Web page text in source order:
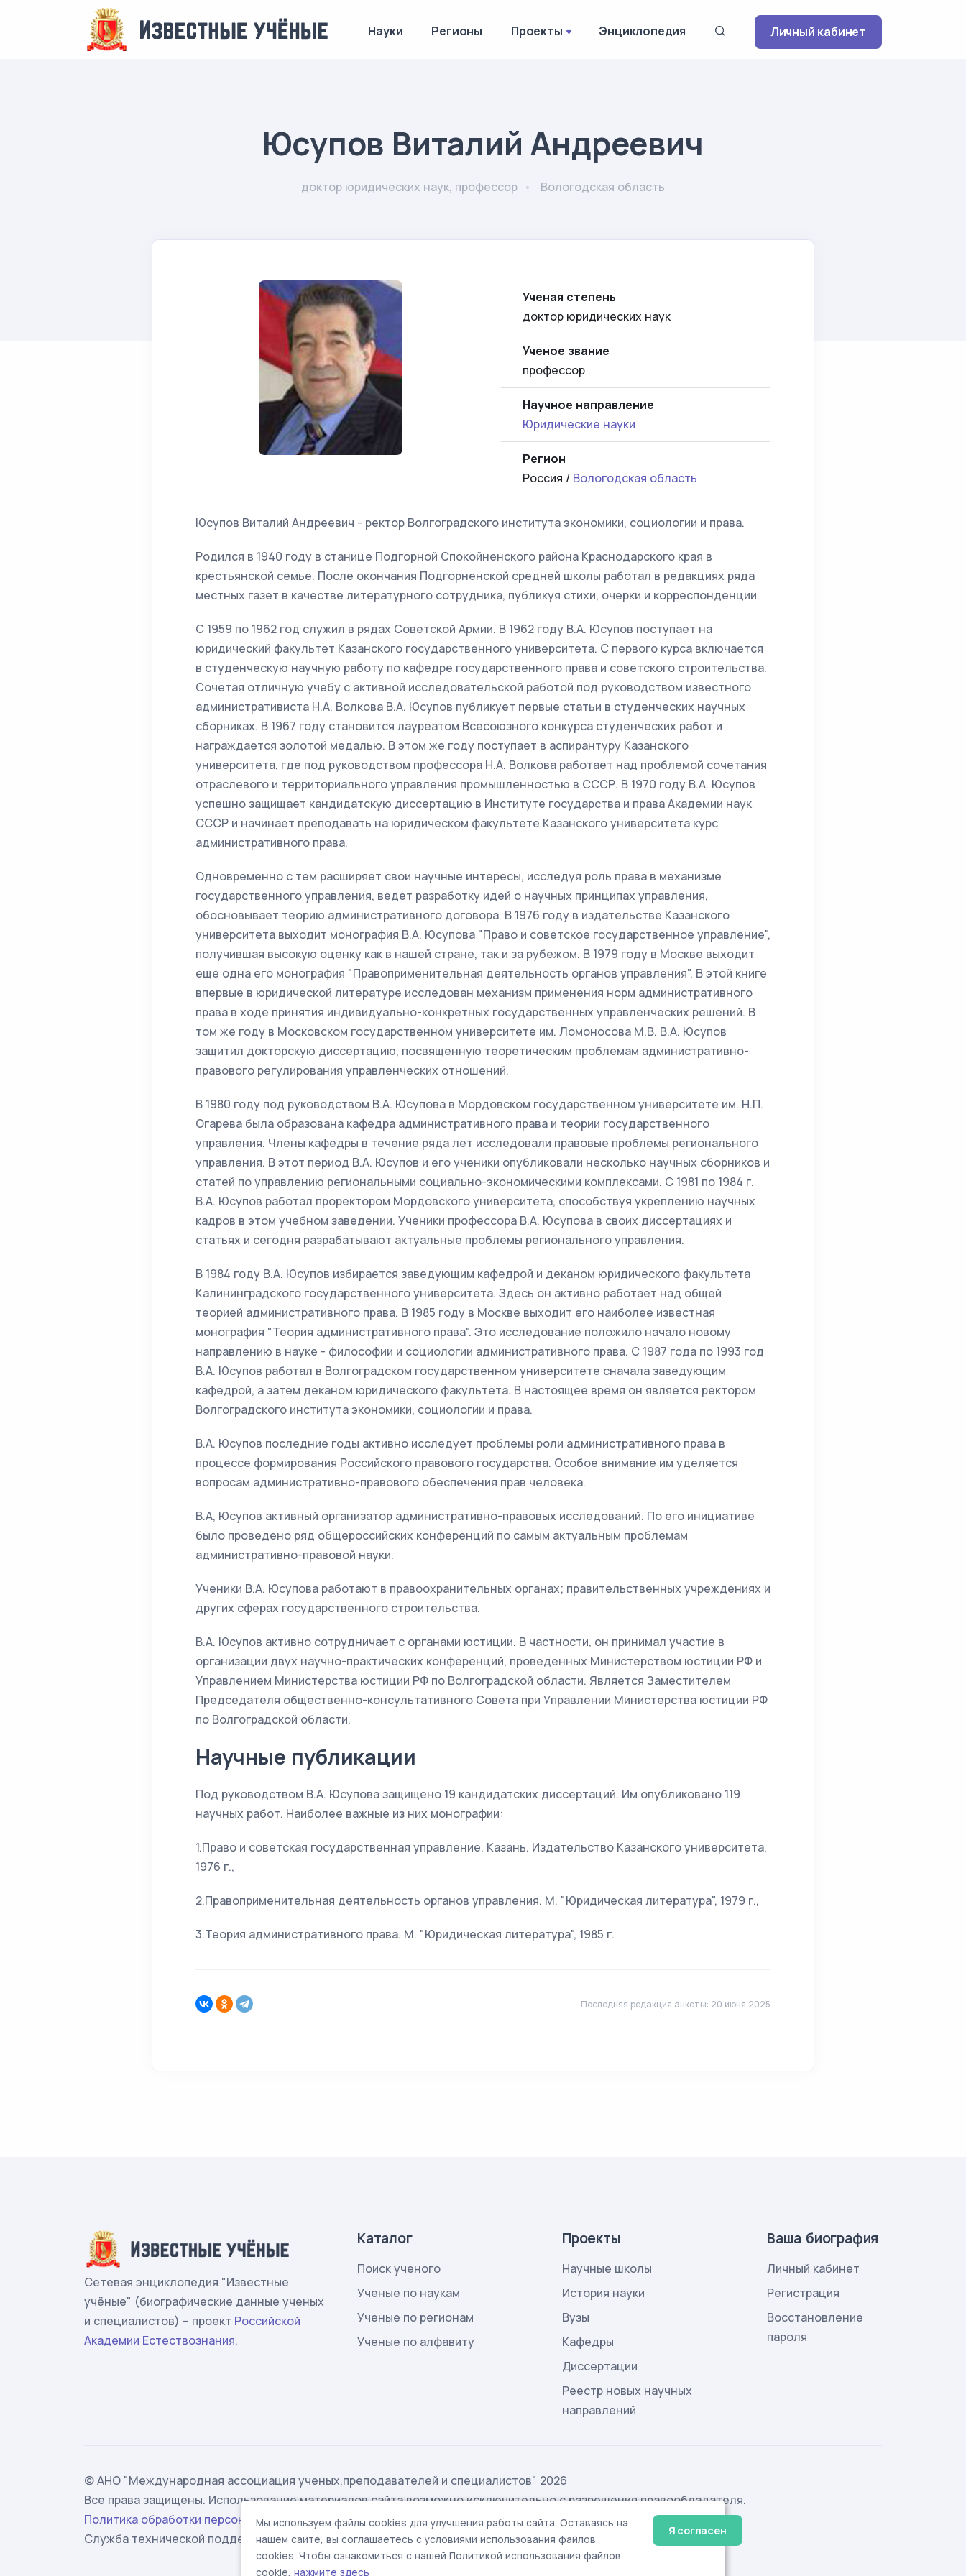
Науки Регионы Проекты Энциклопедия Личный кабинет
Юсупов Виталий Андреевич
доктор юридических наук, профессор Вологодская область
Ученая степень
доктор юридических наук
Ученое звание
профессор
Научное направление
Юридические науки
Регион
Россия / Вологодская область
Юсупов Виталий Андреевич - ректор Волгоградского института экономики, социологии и права.
Родился в 1940 году в станице Подгорной Спокойненского района Краснодарского края в
крестьянской семье. После окончания Подгорненской средней школы работал в редакциях ряда
местных газет в качестве литературного сотрудника, публикуя стихи, очерки и корреспонденции.
С 1959 по 1962 год служил в рядах Советской Армии. В 1962 году В.А. Юсупов поступает на
юридический факультет Казанского государственного университета. С первого курса включается
в студенческую научную работу по кафедре государственного права и советского строительства.
Сочетая отличную учебу с активной исследовательской работой под руководством известного
административиста Н.А. Волкова В.А. Юсупов публикует первые статьи в студенческих научных
сборниках. В 1967 году становится лауреатом Всесоюзного конкурса студенческих работ и
награждается золотой медалью. В этом же году поступает в аспирантуру Казанского
университета, где под руководством профессора Н.А. Волкова работает над проблемой сочетания
отраслевого и территориального управления промышленностью в СССР. В 1970 году В.А. Юсупов
успешно защищает кандидатскую диссертацию в Институте государства и права Академии наук
СССР и начинает преподавать на юридическом факультете Казанского университета курс
административного права.
Одновременно с тем расширяет свои научные интересы, исследуя роль права в механизме
государственного управления, ведет разработку идей о научных принципах управления,
обосновывает теорию административного договора. В 1976 году в издательстве Казанского
университета выходит монография В.А. Юсупова "Право и советское государственное управление",
получившая высокую оценку как в нашей стране, так и за рубежом. В 1979 году в Москве выходит
еще одна его монография "Правоприменительная деятельность органов управления". В этой книге
впервые в юридической литературе исследован механизм применения норм административного
права в ходе принятия индивидуально-конкретных государственных управленческих решений. В
том же году в Московском государственном университете им. Ломоносова М.В. В.А. Юсупов
защитил докторскую диссертацию, посвященную теоретическим проблемам административно-
правового регулирования управленческих отношений.
В 1980 году под руководством В.А. Юсупова в Мордовском государственном университете им. Н.П.
Огарева была образована кафедра административного права и теории государственного
управления. Члены кафедры в течение ряда лет исследовали правовые проблемы регионального
управления. В этот период В.А. Юсупов и его ученики опубликовали несколько научных сборников и
статей по управлению региональными социально-экономическими комплексами. С 1981 по 1984 г.
В.А. Юсупов работал проректором Мордовского университета, способствуя укреплению научных
кадров в этом учебном заведении. Ученики профессора В.А. Юсупова в своих диссертациях и
статьях и сегодня разрабатывают актуальные проблемы регионального управления.
В 1984 году В.А. Юсупов избирается заведующим кафедрой и деканом юридического факультета
Калининградского государственного университета. Здесь он активно работает над общей
теорией административного права. В 1985 году в Москве выходит его наиболее известная
монография "Теория административного права". Это исследование положило начало новому
направлению в науке - философии и социологии административного права. С 1987 года по 1993 год
В.А. Юсупов работал в Волгоградском государственном университете сначала заведующим
кафедрой, а затем деканом юридического факультета. В настоящее время он является ректором
Волгоградского института экономики, социологии и права.
В.А. Юсупов последние годы активно исследует проблемы роли административного права в
процессе формирования Российского правового государства. Особое внимание им уделяется
вопросам административно-правового обеспечения прав человека.
В.А, Юсупов активный организатор административно-правовых исследований. По его инициативе
было проведено ряд общероссийских конференций по самым актуальным проблемам
административно-правовой науки.
Ученики В.А. Юсупова работают в правоохранительных органах; правительственных учреждениях и
других сферах государственного строительства.
В.А. Юсупов активно сотрудничает с органами юстиции. В частности, он принимал участие в
организации двух научно-практических конференций, проведенных Министерством юстиции РФ и
Управлением Министерства юстиции РФ по Волгоградской области. Является Заместителем
Председателя общественно-консультативного Совета при Управлении Министерства юстиции РФ
по Волгоградской области.
Научные публикации
Под руководством В.А. Юсупова защищено 19 кандидатских диссертаций. Им опубликовано 119
научных работ. Наиболее важные из них монографии:
1.Право и советская государственная управление. Казань. Издательство Казанского университета,
1976 г.,
2.Правоприменительная деятельность органов управления. М. "Юридическая литература", 1979 г.,
3.Теория административного права. М. "Юридическая литература", 1985 г.
Последняя редакция анкеты: 20 июня 2025
Сетевая энциклопедия "Известные
учёные" (биографические данные ученых
и специалистов) – проект Российской
Академии Естествознания.
Каталог
Поиск ученого
Ученые по наукам
Ученые по регионам
Ученые по алфавиту
Проекты
Научные школы
История науки
Вузы
Кафедры
Диссертации
Реестр новых научных
направлений
Ваша биография
Личный кабинет
Регистрация
Восстановление
пароля
© АНО "Международная ассоциация ученых,преподавателей и специалистов" 2026
Все права защищены. Использование материалов сайта возможно исключительно с разрешения правообладателя.
Политика обработки персональных данных
Служба технической поддержки -support@rae.ru
Мы используем файлы cookies для улучшения работы сайта. Оставаясь на
нашем сайте, вы соглашаетесь с условиями использования файлов
cookies. Чтобы ознакомиться с нашей Политикой использования файлов
cookie, нажмите здесь
Я согласен